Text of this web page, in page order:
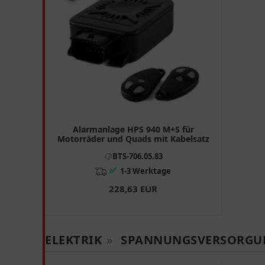
Alarmanlage HPS 940 M+S für
Motorräder und Quads mit Kabelsatz
BTS-706.05.83
✅ 1-3 Werktage
228,63 EUR
ELEKTRIK »